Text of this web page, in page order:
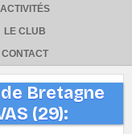
ACTIVITÉS
LE CLUB
CONTACT
Bretagne
(29):